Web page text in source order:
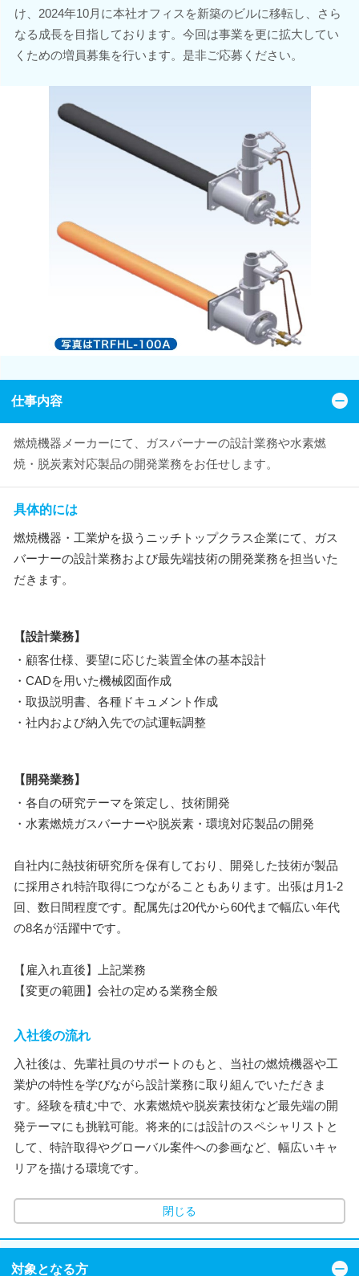
け、2024年10月に本社オフィスを新築のビルに移転し、さら
なる成長を目指しております。今回は事業を更に拡大してい
くための増員募集を行います。是非ご応募ください。
仕事内容
燃焼機器メーカーにて、ガスバーナーの設計業務や水素燃
焼・脱炭素対応製品の開発業務をお任せします。
具体的には
燃焼機器・工業炉を扱うニッチトップクラス企業にて、ガス
バーナーの設計業務および最先端技術の開発業務を担当いた
だきます。
【設計業務】
・顧客仕様、要望に応じた装置全体の基本設計
・CADを用いた機械図面作成
・取扱説明書、各種ドキュメント作成
・社内および納入先での試運転調整
【開発業務】
・各自の研究テーマを策定し、技術開発
・水素燃焼ガスバーナーや脱炭素・環境対応製品の開発
自社内に熱技術研究所を保有しており、開発した技術が製品
に採用され特許取得につながることもあります。出張は月1-2
回、数日間程度です。配属先は20代から60代まで幅広い年代
の8名が活躍中です。
【雇入れ直後】上記業務
【変更の範囲】会社の定める業務全般
入社後の流れ
入社後は、先輩社員のサポートのもと、当社の燃焼機器や工
業炉の特性を学びながら設計業務に取り組んでいただきま
す。経験を積む中で、水素燃焼や脱炭素技術など最先端の開
発テーマにも挑戦可能。将来的には設計のスペシャリストと
して、特許取得やグローバル案件への参画など、幅広いキャ
リアを描ける環境です。
閉じる
対象となる方